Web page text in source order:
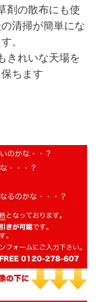
剤の散布にも使
清掃が簡単にな
。
きれいな天場を
ちます